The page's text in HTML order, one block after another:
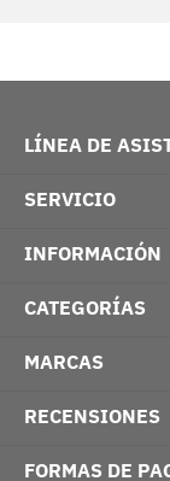
LÍNEA DE
SERVICIO
INFORMACIÓN
CATEGORÍAS
MARCAS
RECENSIONES
FORMAS DE